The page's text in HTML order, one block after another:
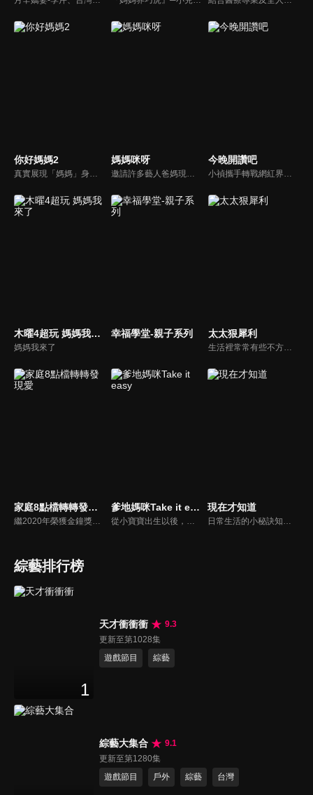
你好媽媽2
真實展現「媽媽」身份的更多社會觸角，探討對「媽媽」概念的時代定義，探訪更多的當代媽媽。每期走進嘉賓生活，探討母親在家庭中、在自己生命中的位置。
媽媽咪呀
邀請許多藝人爸媽現身說法，與相關專家顧問共同討論分享，以談話的方式進行，對一人爸媽和名人家庭教育有興趣的朋友一定不能錯過。
今晚開讚吧
小禎攜手轉戰網紅界獲好評的羅時豐主持綜藝節目《今晚開讚吧》，節目嘗試創新互動式節目，帶動討論時事及創新的議題，打破傳統的談話模式，進而更貼近網路群眾。
木曜4超玩 媽媽我來了
媽媽我來了
幸福學堂-親子系列 太太狠犀利
生活裡常常有些不方便，但其實只要有一些小創意，就會讓生活變得更有趣，就讓美食達人焦志方與生活玩家巴鈺帶領專家們，告訴大家最即時、最便利、最實用的解決之道！
家庭8點檔轉轉發現愛
繼2020年榮獲金鐘獎「生活風格節目主持人獎」，2021年再度入圍，從真理出發的家庭談話性節目，針對現代婚姻家庭議題讓您輕鬆掌握關注方向。
爹地媽咪Take it easy
從小寶寶出生以後，父母親就該使承受各種各樣的壓力。小寶寶的健康，教育費的負擔，乃至於社會跟親友的期許，都讓父母整日擔憂。本集節目還邀請台北醫院大學附設醫院的臨床心理師黃意霖，提供紓解壓力的方法。
現在才知道
日常生活的小秘訣知多少？由理財專家賴憲政、美麗人妻季芹，用貼近民心的實際案例、最新時事的話題來分析研討，讓你了解生活中的理財消費、民生、旅遊等問題。
綜藝排行榜
1
天才衝衝衝
9.3
更新至第1028集
遊戲節目
綜藝
綜藝大集合
9.1
更新至第1280集
遊戲節目
戶外 綜藝 台灣